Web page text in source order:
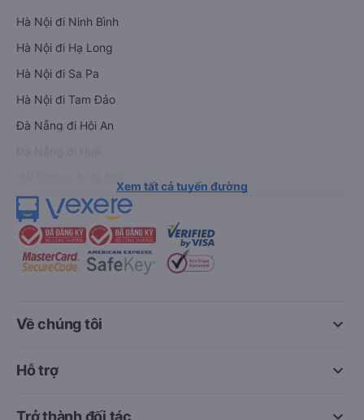
Hà Nội đi Ninh Bình
Hà Nội đi Hạ Long
Hà Nội đi Sa Pa
Hà Nội đi Tam Đảo
Đà Nẵng đi Hội An
Xem tất cả tuyến đường
keyboard_arrow_down
Về chúng tôi
keyboard_arrow_down
Hỗ trợ
Trở thành đối tác